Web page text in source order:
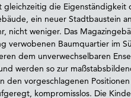
die Eigenständigkeit
ein neuer Stadtbaustein
nicht weniger. Das
verwobenen Baumquartier im
dem unverwechselbaren
werden so zur
den vorgeschlagenen
kompromisslos. Die